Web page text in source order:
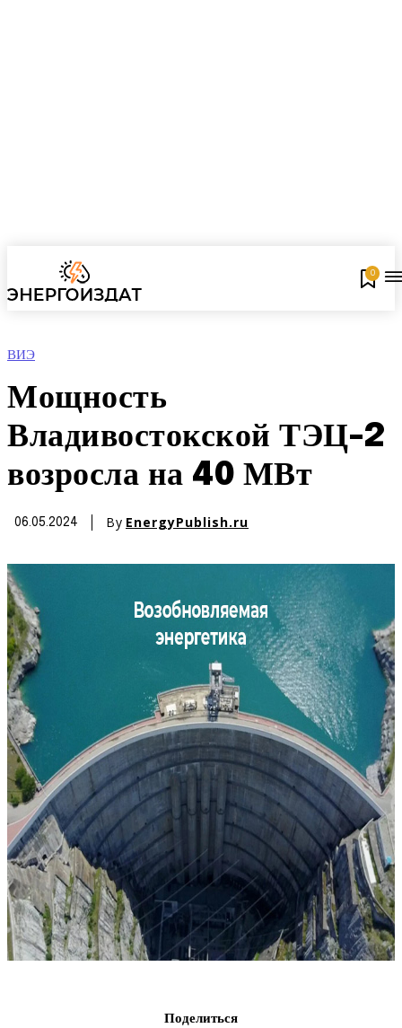
0
ВИЭ
Мощность
Владивостокской ТЭЦ-2
возросла на 40 МВт
06.05.2024 By EnergyPublish.ru
Поделиться